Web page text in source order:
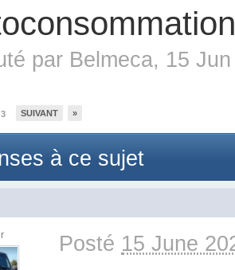
par Belmeca, 15
3 SUIVANT »
à ce sujet
Posté 15 June